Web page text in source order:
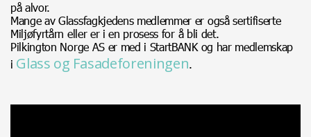
på alvor.
Mange av Glassfagkjedens medlemmer er også sertifiserte
Miljøfyrtårn eller er i en prosess for å bli det.
Pilkington Norge AS er med i StartBANK og har medlemskap
i Glass og Fasadeforeningen.